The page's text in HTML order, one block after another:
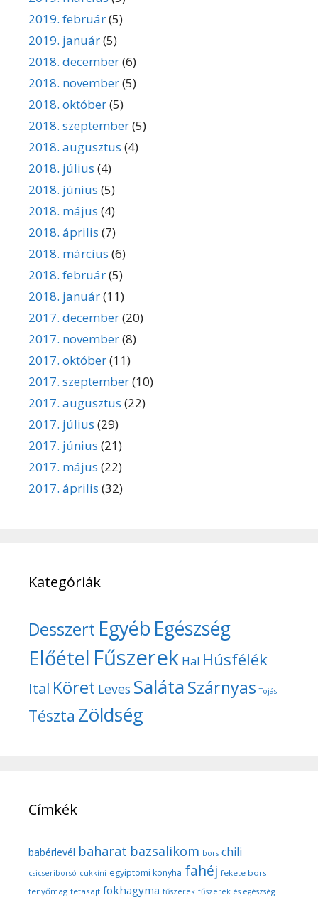
2019. február(5)
2019. január(5)
2018. december(6)
2018. november(5)
2018. október(5)
2018. szeptember(5)
2018. augusztus (4)
2018. július (4)
2018. június (5)
2018. május (4)
2018. április (7)
2018. március (6)
2018. február(5)
2018. január(11)
2017. december(20)
2017. november(8)
2017. október(11)
2017. szeptember(10)
2017. augusztus (22)
2017. július (29)
2017. június (21)
2017. május (22)
2017. április (32)
Kategóriák
Desszert Egyéb Egészség
Előétel Fűszerek Hal Húsfélék
Ital Köret Leves SalátaSzárnyas Tojás
Tészta Zöldség
Címkék
babérlevél baharat bazsalikom bors chili
csicseriborsó cukkíni egyiptomi konyha fahéj fekete bors
fenyőmag fetasajt fokhagyma fűszerek fűszerek és egészség